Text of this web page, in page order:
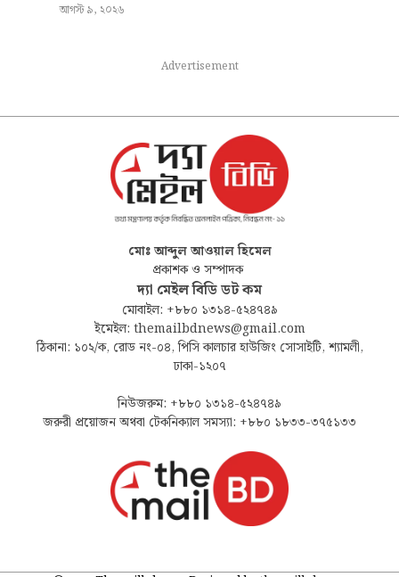
আগস্ট ৯, ২০২৬
Advertisement
মোঃ আব্দুল আওয়াল হিমেল
প্রকাশক ও সম্পাদক
দ্যা মেইল বিডি ডট কম
মোবাইল: +৮৮০ ১৩১৪-৫২৪৭৪৯
ইমেইল: themailbdnews@gmail.com
ঠিকানা: ১০২/ক, রোড নং-০৪, পিসি কালচার হাউজিং সোসাইটি, শ্যামলী,
ঢাকা-১২০৭
নিউজরুম: +৮৮০ ১৩১৪-৫২৪৭৪৯
জরুরী প্রয়োজন অথবা টেকনিক্যাল সমস্যা: +৮৮০ ১৮৩৩-৩৭৫১৩৩